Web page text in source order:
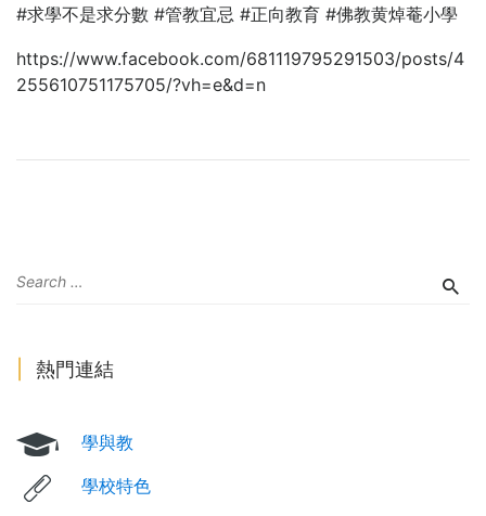
#求學不是求分數 #管教宜忌 #正向教育 #佛教黄焯菴小學
https://www.facebook.com/681119795291503/posts/4
255610751175705/?vh=e&d=n
熱門連結
學與教
學校特色